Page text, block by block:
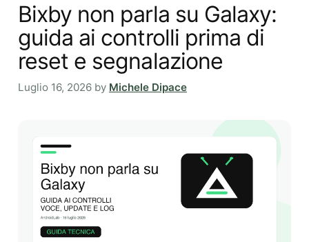
Bixby non parla su Galaxy:
guida ai controlli prima di
reset e segnalazione
Luglio 16, 2026 by Michele Dipace